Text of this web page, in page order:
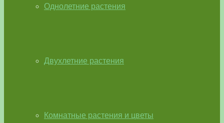
Однолетние растения
Двухлетние растения
Комнатные растения и цветы